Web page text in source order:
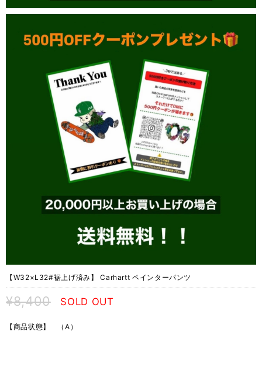
【W32×L32#裾上げ済み】 Carhartt ペインターパンツ
¥8,400 SOLD OUT
【商品状態】 （A）